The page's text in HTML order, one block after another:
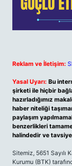
Reklam ve İletişim:
Yasal Uyarı: Bu
şirketi ile hiçbir
hazırladığımız
haber niteliği
paylaşım
benzerlikleri
halindedir ve
Sitemiz, 5651 Sayılı
Kurumu (BTK)